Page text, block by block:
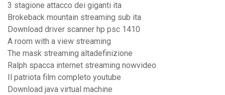
3 stagione attacco dei giganti ita
Brokeback mountain streaming sub ita
Download driver scanner hp psc 1410
A room with a view streaming
The mask streaming altadefinizione
Ralph spacca internet streaming nowvideo
Il patriota film completo youtube
Download java virtual machine